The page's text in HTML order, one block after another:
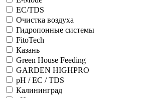
ЕС/TDS
Очистка воздуха
Гидропонные системы
FitoTech
Казань
Green House Feeding
GARDEN HIGHPRO
pH / EC / TDS
Калининград